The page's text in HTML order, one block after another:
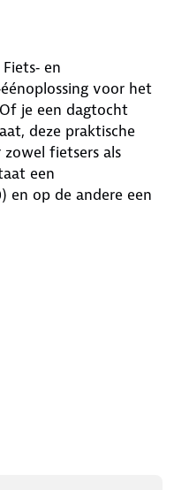
en
voor het
je een dagtocht
deze praktische
fietsers als
een
en op de andere een
vind je
fietsroutes
knooppuntkaartjes
in je ANWB